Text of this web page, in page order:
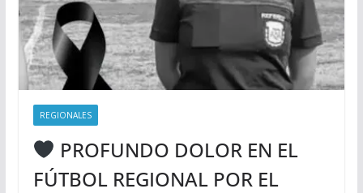
REGIONALES
PROFUNDO DOLOR EN EL
FÚTBOL REGIONAL POR EL